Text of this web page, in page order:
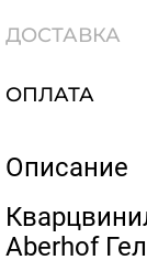
ДОСТАВКА
ОПЛАТА
Описание
Aberhof